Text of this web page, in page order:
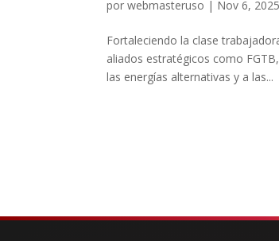
porwebmasteruso | Nov 6, 2025
Fortaleciendo la clase
aliados estratégicos como
las energías alternativas y a las...